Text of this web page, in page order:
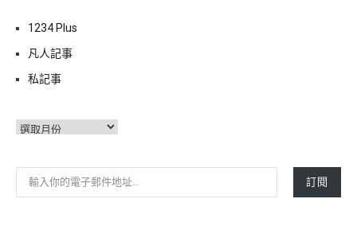
1234 Plus
凡人記事
私記事
彙
輸入你的電子郵件地址…
訂閱